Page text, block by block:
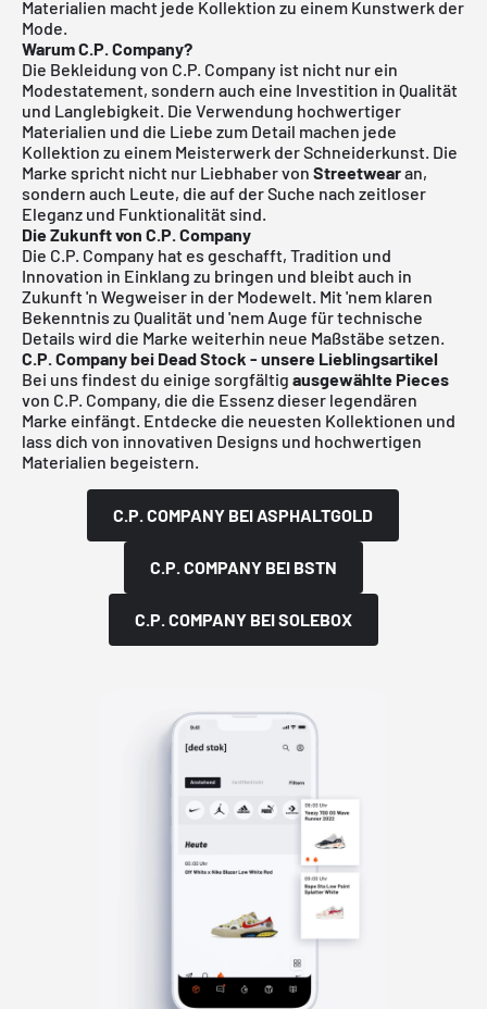
Materialien macht jede Kollektion zu einem Kunstwerk der
Mode.
Warum C.P. Company?
Die Bekleidung von C.P. Company ist nicht nur ein
Modestatement, sondern auch eine Investition in Qualität
und Langlebigkeit. Die Verwendung hochwertiger
Materialien und die Liebe zum Detail machen jede
Kollektion zu einem Meisterwerk der Schneiderkunst. Die
Marke spricht nicht nur Liebhaber von Streetwearan,
sondern auch Leute, die auf der Suche nach zeitloser
Eleganz und Funktionalität sind.
Die Zukunft von C.P. Company
Die C.P. Company hat es geschafft, Tradition und
Innovation in Einklang zu bringen und bleibt auch in
Zukunft 'n Wegweiser in der Modewelt. Mit 'nem klaren
Bekenntnis zu Qualität und 'nem Auge für technische
Details wird die Marke weiterhin neue Maßstäbe setzen.
C.P. Company bei Dead Stock - unsere Lieblingsartikel
Bei uns findest du einige sorgfältig ausgewählte Pieces
von C.P. Company, die die Essenz dieser legendären
Marke einfängt. Entdecke die neuesten Kollektionen und
lass dich von innovativen Designs und hochwertigen
Materialien begeistern.
C.P. COMPANY BEI ASPHALTGOLD
C.P. COMPANY BEI BSTN
C.P. COMPANY BEI SOLEBOX